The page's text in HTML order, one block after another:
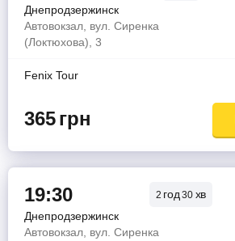
Днепродзержинск
Автовокзал, вул. Сиренка
(Локтюхова), 3
Fenix Tour
365грн
19:30 2 год30 хв
Днепродзержинск
Автовокзал, вул. Сиренка